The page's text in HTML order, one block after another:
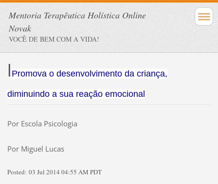
Mentoria Terapêutica Holística Online
Novak
VOCÊ DE BEM COM A VIDA!
l Promova o desenvolvimento da criança,
diminuindo a sua reação emocional
Por Escola Psicologia
Por Miguel Lucas
Posted: 03 Jul 2014 04:55 AM PDT